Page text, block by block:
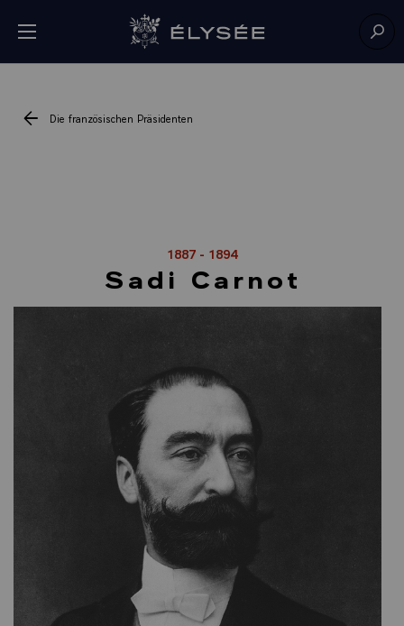
Menü öffnen Zur Startseite
Die französischen Präsidenten
1887 - 1894
Sadi Carnot